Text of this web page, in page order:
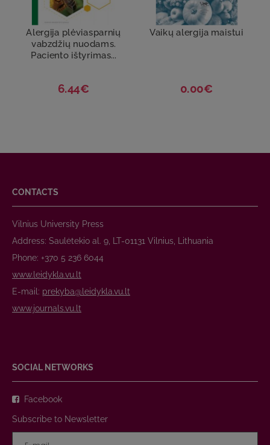
Alergija plėviasparnių
vabzdžių nuodams.
Paciento ištyrimas...
6.44€
Vaikų alergija maistui
0.00€
CONTACTS
Vilnius University Press
Address: Saulėtekio al. 9, LT-01131 Vilnius, Lithuania
Phone: +370 5 236 6044
www.leidykla.vu.lt
E-mail: prekyba@leidykla.vu.lt
www.journals.vu.lt
SOCIAL NETWORKS
Facebook
Subscribe to Newsletter